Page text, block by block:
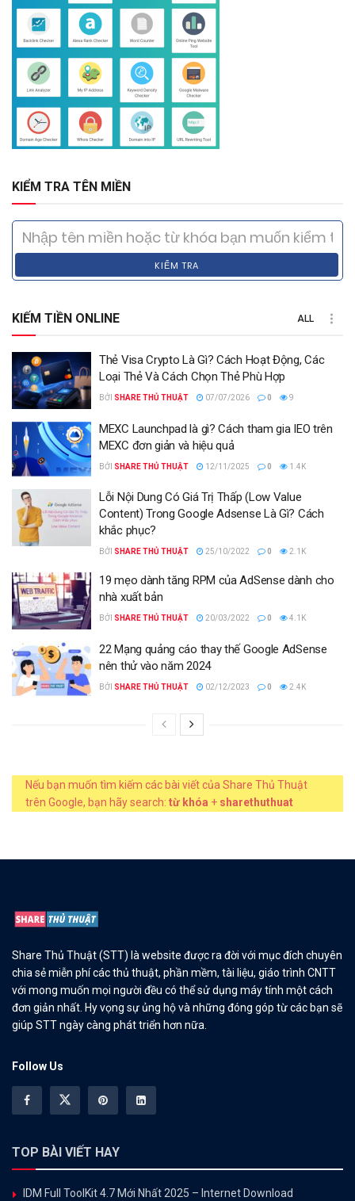
KIỂM TRA TÊN MIỀN
KIỂM TRA
KIẾM TIỀN ONLINE ALL
Thẻ Visa Crypto Là Gì? Cách Hoạt Động, Các
Loại Thẻ Và Cách Chọn Thẻ Phù Hợp
BỞI SHARE THỦ THUẬT 07/07/2026 0 9
MEXC Launchpad là gì? Cách tham gia IEO trên
MEXC đơn giản và hiệu quả
BỞI SHARE THỦ THUẬT 12/11/2025 0 1.4K
Lỗi Nội Dung Có Giá Trị Thấp (Low Value
Content) Trong Google Adsense Là Gì? Cách
khắc phục?
BỞI SHARE THỦ THUẬT 25/10/2022 0 2.1K
19 mẹo dành tăng RPM của AdSense dành cho
nhà xuất bản
BỞI SHARE THỦ THUẬT 20/03/2022 0 4.1K
22 Mạng quảng cáo thay thế Google AdSense
nên thử vào năm 2024
BỞI SHARE THỦ THUẬT 02/12/2023 0 2.4K
Nếu bạn muốn tìm kiếm các bài viết của Share Thủ Thuật
trên Google, bạn hãy search: từ khóa + sharethuthuat
Share Thủ Thuật (STT) là website được ra đời với mục đích chuyên
chia sẻ miễn phí các thủ thuật, phần mềm, tài liệu, giáo trình CNTT
với mong muốn mọi người đều có thể sử dụng máy tính một cách
đơn giản nhất. Hy vọng sự ủng hộ và những đóng góp từ các bạn sẽ
giúp STT ngày càng phát triển hơn nữa.
Follow Us
TOP BÀI VIẾT HAY
IDM Full ToolKit 4.7 Mới Nhất 2025 – Internet Download